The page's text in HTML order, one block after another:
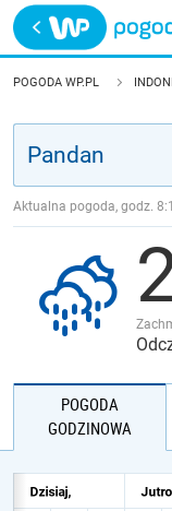
Trwa ładowanie
POLSKA
JAKOŚĆ POWIETRZA
POGODA WP.PL
Aktualna pogoda, godz.
POGODA
GODZINOWA